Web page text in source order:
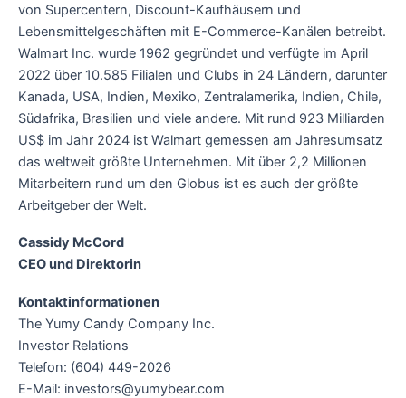
von Supercentern, Discount-Kaufhäusern und
Lebensmittelgeschäften mit E-Commerce-Kanälen betreibt.
Walmart Inc. wurde 1962 gegründet und verfügte im April
2022 über 10.585 Filialen und Clubs in 24 Ländern, darunter
Kanada, USA, Indien, Mexiko, Zentralamerika, Indien, Chile,
Südafrika, Brasilien und viele andere. Mit rund 923 Milliarden
US$ im Jahr 2024 ist Walmart gemessen am Jahresumsatz
das weltweit größte Unternehmen. Mit über 2,2 Millionen
Mitarbeitern rund um den Globus ist es auch der größte
Arbeitgeber der Welt.
Cassidy McCord
CEO und Direktorin
Kontaktinformationen
The Yumy Candy Company Inc.
Investor Relations
Telefon: (604) 449-2026
E-Mail: investors@yumybear.com